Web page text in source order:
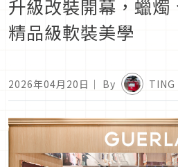
升級改裝開幕，蠟燭
精品級軟裝美學
2026年04月20日 ｜ By TING